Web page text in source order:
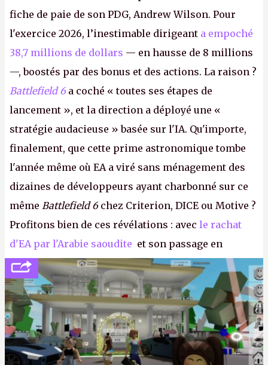
fiche de paie de son PDG, Andrew Wilson. Pour
l'exercice 2026, l’inestimable dirigeant a empoché
38,7 millions de dollars — en hausse de 8 millions
—, boostés par des bonus et des actions. La raison ?
Battlefield 6 a coché « toutes ses étapes de
lancement », et la direction a déployé une «
stratégie audacieuse » basée sur l'IA. Qu'importe,
finalement, que cette prime astronomique tombe
l'année même où EA a viré sans ménagement des
dizaines de développeurs ayant charbonné sur ce
même Battlefield 6chez Criterion, DICE ou Motive ?
Profitons bien de ces révélations : avec le rachat
d'EA par l'Arabie saoudite et son passage en
société privée, l'éditeur n'aura bientôt plus
l'obligation de publier ses bilans. Encore une
victoire pour la transparence.P.